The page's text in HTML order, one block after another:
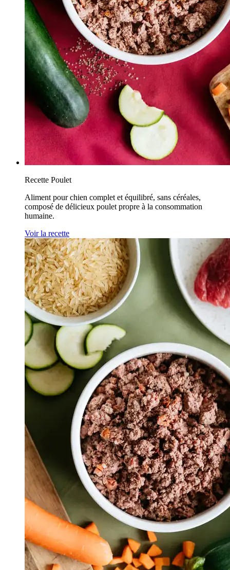
Recette Poulet
Aliment pour chien complet et équilibré, sans céréales,
composé de délicieux poulet propre à la consommation
humaine.
Voir la recette